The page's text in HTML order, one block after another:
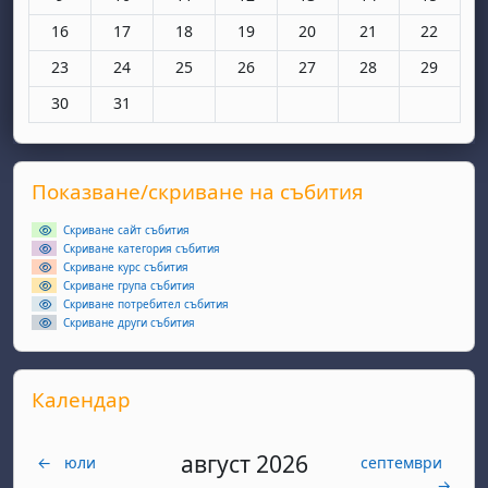
Няма събития, понеделник, 16 март
16 Няма събития, вторник, 17 март
17 Няма събития, сряда, 18 март
18 Няма събития, четвъртък, 19
19 Няма събития, петък, 20
20 Няма събития,
21 Няма
22
Няма събития, понеделник, 23 март
23 Няма събития, вторник, 24 март
24 Няма събития, сряда, 25 март
25 Няма събития, четвъртък, 26
26 Няма събития, петък, 27
27 Няма събития,
28 Няма
29
Няма събития, понеделник, 30 март
30 Няма събития, вторник, 31 март
31
Supplementary blocks
Прескочи Показване/скриване на събития
Показване/скриване на събития
Скриване сайт събития
Скриване категория събития
Скриване курс събития
Скриване група събития
Скриване потребител събития
Скриване други събития
Прескочи Календар
Календар
← юли август 2026
септември